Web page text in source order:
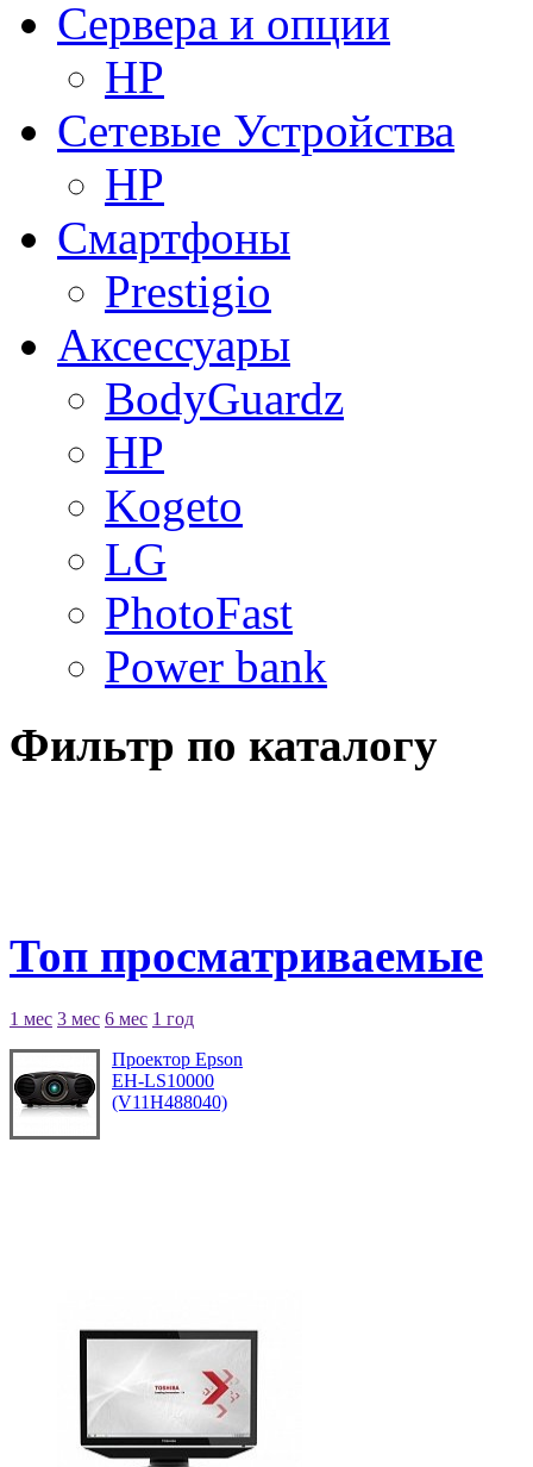
Сервера и опции
HP
Сетевые Устройства
HP
Смартфоны
Prestigio
Аксессуары
BodyGuardz
HP
Kogeto
LG
PhotoFast
Power bank
Фильтр по каталогу
Топ просматриваемые
1 мес 3 мес 6 мес 1 год
Проектор Epson
EH-LS10000
(V11H488040)